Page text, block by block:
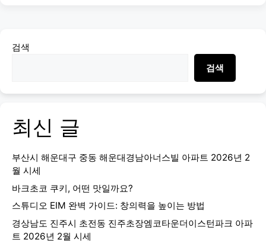
검색
검색
최신 글
부산시 해운대구 중동 해운대경남아너스빌 아파트 2026년 2
월 시세
바크초코 쿠키, 어떤 맛일까요?
스튜디오 EIM 완벽 가이드: 창의력을 높이는 방법
경상남도 진주시 초전동 진주초장엠코타운더이스턴파크 아파
트 2026년 2월 시세